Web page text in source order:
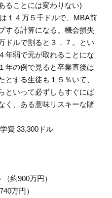
ることには変わりない)
１４万５千ドルで、MBA前
する計算になる。機会損失
ドルで割ると３．７。とい
年弱で元が取れることにな
年の例で見ると卒業直後は
とする生徒も１５％いて、
といって必ずしもすぐにば
く、ある意味リスキーな賭
費 33,300ドル
約900万円）
万円）